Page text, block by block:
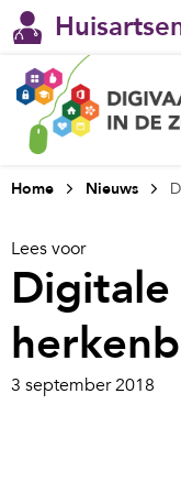
Ggz
Welzijn /
Home Nieuws
Lees voor
3 september 2018